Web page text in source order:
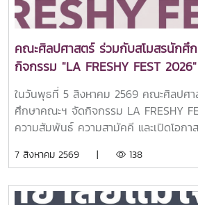
หลักสูตร ได้แก่สาขาวิชานิเทศศาสตร์บูรณา
อังกฤษสาขาวิชานวัตกรรมสังคมสาขาวิช
ต่างประเทศสาขาวิชาภาษาจีนเพื่อการสื่อส
วิชาวิทยาศาสตร์การกีฬาและการออกกำ
ใหม่)บรรยากาศการศึกษาดูงานเป็นไปอย่า
นักเรียนได้ร่วมรับฟังข้อมูลหลักสูตร แลก
คณาจารย์ และเยี่ยมชมสิ่งอำนวยความส
เตรียมความพร้อมในการวางแผนศึกษาต่อ
คณะศิลปศาสตร์ ร่วมกับสโมสรนักศึ
กิจกรรม "LA FRESHY FEST
ใหม่อย่างอบอุ่น
ในวันพุธที่ 5 สิงหาคม 2569 คณะศิลปศ
ศึกษาคณะฯ จัดกิจกรรม LA FRESHY
ความสัมพันธ์ ความสามัคคี และเปิดโอกา
แสดงจากตัวแทนนักศึกษาชั้นปีที่ 1 ของแต่
มหาวิทยาลัยแม่โจ้โอกาสนี้ได้รับเกียรติจ
7 สิงหาคม 2569 | 138